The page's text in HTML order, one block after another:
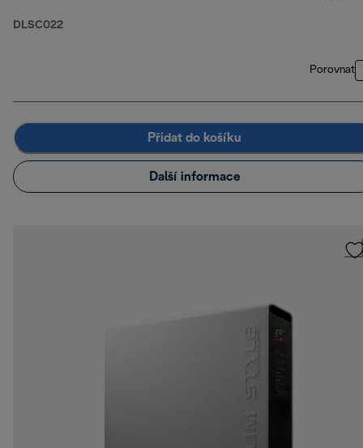
DLSC022
Porovnat
Přidat do košíku
Další informace